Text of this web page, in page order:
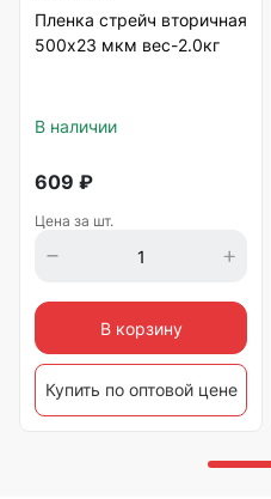
Пленка стрейч вторичная
500х23 мкм вес-2.0кг
В наличии
609 ₽
Цена за шт.
В корзину
Купить по оптовой цене